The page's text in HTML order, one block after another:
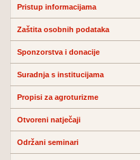
Pristup informacijama
Zaštita osobnih podataka
Sponzorstva i donacije
Suradnja s institucijama
Propisi za agroturizme
Otvoreni natječaji
Održani seminari